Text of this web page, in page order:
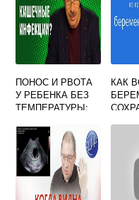
ПОНОС И РВОТА
У РЕБЕНКА БЕЗ
ТЕМПЕРАТУРЫ:
ВОЗМОЖНЫХ
БОЛЕЗНЕЙ ОТ
ВРАЧА-ПЕДИАТРА
КАК